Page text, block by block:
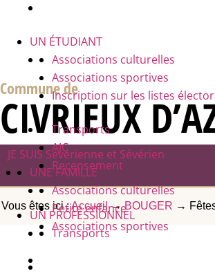
Commune de
CIVRIEUX
JE SUIS Sévérienne et Sévérien
UNE FAMILLE
Associations culturelles
Petite enfance
Associations sportives
UN ÉTUDIANT
Associations culturelles
Associations sportives
Inscription sur les listes
Transports
AJC
Recensement
UN PROFESSIONNEL
Transports
Vous êtes ici :Accueil→BOUGER →